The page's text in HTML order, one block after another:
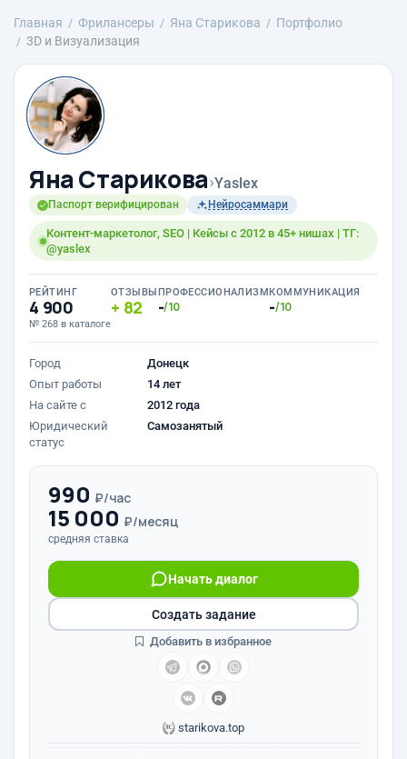
Главная Фрилансеры Яна Старикова
Портфолио
3D и Визуализация
Яна Старикова›Yaslex
Паспорт верифицирован Нейросаммари
Контент-маркетолог, SEO | Кейсы с 2012 в 45+ нишах | ТГ:
@yaslex
РЕЙТИНГ
4 900
№ 268 в каталоге
ОТЗЫВЫ
82
ПРОФЕССИОНАЛИЗМ
-/10
КОММУНИКАЦИЯ
-/10
Город
Донецк
Опыт работы
14 лет
На сайте с
2012 года
Юридический
статус
Самозанятый
990 ₽/час
15 000 ₽/месяц
средняя ставка
Начать диалог
starikova.top
Создать задание
Добавить в избранное